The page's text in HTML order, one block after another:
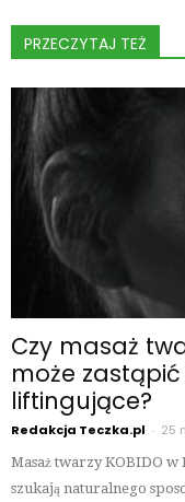
PRZECZYTAJ TEŻ
Czy masaż
może
liftingujące?
Redakcja Teczka.pl - 25
Masaż twarzy KOBIDO
szukają naturalnego